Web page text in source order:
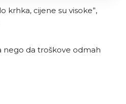
krhka, cijene su visoke”,
nego da troškove odmah